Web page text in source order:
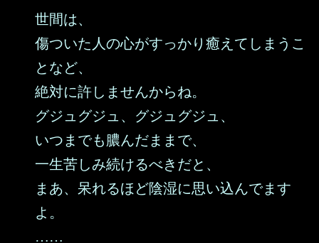
世間は、
傷ついた人の心がすっかり癒えてしまうこ
となど、
絶対に許しませんからね。
グジュグジュ、グジュグジュ、
いつまでも膿んだままで、
一生苦しみ続けるべきだと、
まあ、呆れるほど陰湿に思い込んでます
よ。
……